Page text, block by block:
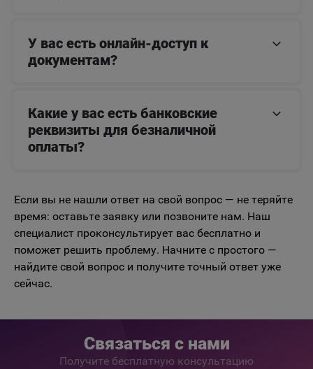
У вас есть онлайн-доступ к
документам?
Какие у вас есть банковские
реквизиты для безналичной
оплаты?
Если вы не нашли ответ на свой вопрос — не теряйте
время: оставьте заявку или позвоните нам. Наш
специалист проконсультирует вас бесплатно и
поможет решить проблему. Начните с простого —
найдите свой вопрос и получите точный ответ уже
сейчас.
Связаться с нами
Получите бесплатную консультацию